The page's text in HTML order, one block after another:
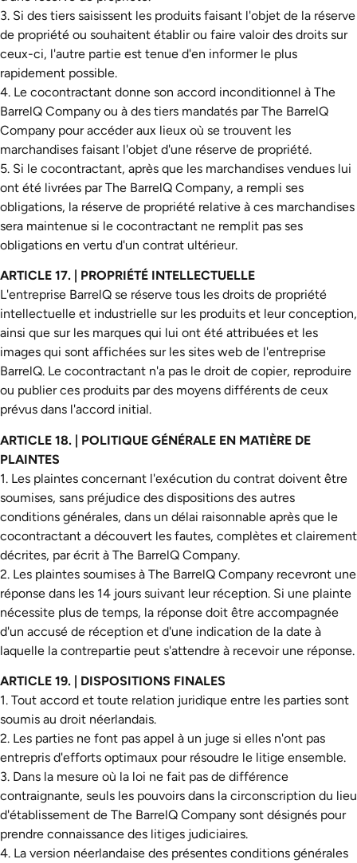
3. Si des tiers saisissent les produits faisant l'objet de la réserve
de propriété ou souhaitent établir ou faire valoir des droits sur
ceux-ci, l'autre partie est tenue d'en informer le plus
rapidement possible.
4. Le cocontractant donne son accord inconditionnel à The
BarrelQ Company ou à des tiers mandatés par The BarrelQ
Company pour accéder aux lieux où se trouvent les
marchandises faisant l'objet d'une réserve de propriété.
5. Si le cocontractant, après que les marchandises vendues lui
ont été livrées par The BarrelQ Company, a rempli ses
obligations, la réserve de propriété relative à ces marchandises
sera maintenue si le cocontractant ne remplit pas ses
obligations en vertu d'un contrat ultérieur.
ARTICLE 17. | PROPRIÉTÉ INTELLECTUELLE
L'entreprise BarrelQ se réserve tous les droits de propriété
intellectuelle et industrielle sur les produits et leur conception,
ainsi que sur les marques qui lui ont été attribuées et les
images qui sont affichées sur les sites web de l'entreprise
BarrelQ. Le cocontractant n'a pas le droit de copier, reproduire
ou publier ces produits par des moyens différents de ceux
prévus dans l'accord initial.
ARTICLE 18. | POLITIQUE GÉNÉRALE EN MATIÈRE DE
PLAINTES
1. Les plaintes concernant l'exécution du contrat doivent être
soumises, sans préjudice des dispositions des autres
conditions générales, dans un délai raisonnable après que le
cocontractant a découvert les fautes, complètes et clairement
décrites, par écrit à The BarrelQ Company.
2. Les plaintes soumises à The BarrelQ Company recevront une
réponse dans les 14 jours suivant leur réception. Si une plainte
nécessite plus de temps, la réponse doit être accompagnée
d'un accusé de réception et d'une indication de la date à
laquelle la contrepartie peut s'attendre à recevoir une réponse.
ARTICLE 19. | DISPOSITIONS FINALES
1. Tout accord et toute relation juridique entre les parties sont
soumis au droit néerlandais.
2. Les parties ne font pas appel à un juge si elles n'ont pas
entrepris d'efforts optimaux pour résoudre le litige ensemble.
3. Dans la mesure où la loi ne fait pas de différence
contraignante, seuls les pouvoirs dans la circonscription du lieu
d'établissement de The BarrelQ Company sont désignés pour
prendre connaissance des litiges judiciaires.
4. La version néerlandaise des présentes conditions générales